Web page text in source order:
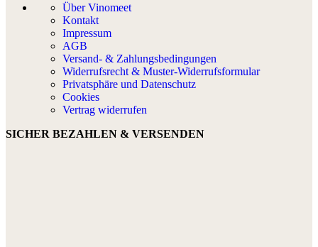
Über Vinomeet
Kontakt
Impressum
AGB
Versand- & Zahlungsbedingungen
Widerrufsrecht & Muster-Widerrufsformular
Privatsphäre und Datenschutz
Cookies
Vertrag widerrufen
SICHER BEZAHLEN & VERSENDEN